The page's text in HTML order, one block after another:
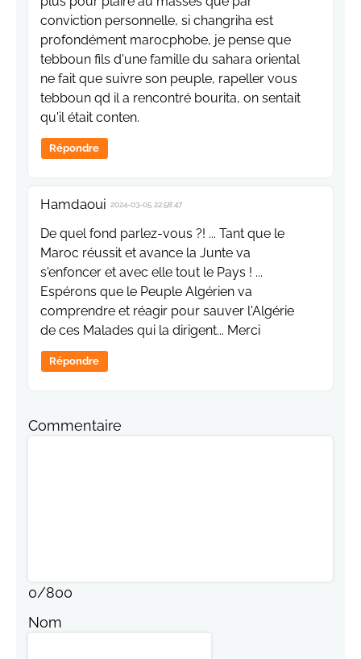
conviction personnelle, si changriha est
profondément marocphobe, je pense que
tebboun fils d'une famille du sahara oriental
ne fait que suivre son peuple, rapeller vous
tebboun qd il a rencontré bourita, on sentait
qu'il était conten.
Répondre
Hamdaoui 2024-03-05 22:58:47
De quel fond parlez-vous ?! ... Tant que le
Maroc réussit et avance la Junte va
s'enfoncer et avec elle tout le Pays ! ...
Espérons que le Peuple Algérien va
comprendre et réagir pour sauver l'Algérie
de ces Malades qui la dirigent... Merci
Répondre
Commentaire
0/800
Nom